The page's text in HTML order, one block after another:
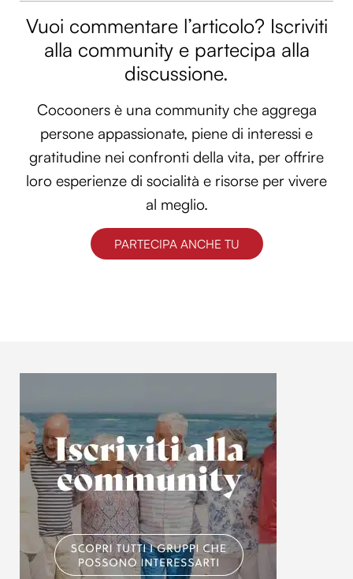
Vuoi commentare l’articolo? Iscriviti
alla community e partecipa alla
discussione.
Cocooners è una community che aggrega
persone appassionate, piene di interessi e
gratitudine nei confronti della vita, per offrire
loro esperienze di socialità e risorse per vivere
al meglio.
PARTECIPA ANCHE TU